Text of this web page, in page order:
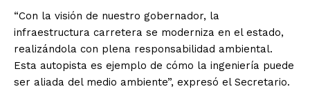
“Con la visión de nuestro gobernador, la
infraestructura carretera se moderniza en el estado,
realizándola con plena responsabilidad ambiental.
Esta autopista es ejemplo de cómo la ingeniería puede
ser aliada del medio ambiente”, expresó el Secretario.